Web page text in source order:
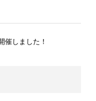
催しました！